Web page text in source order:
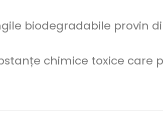
biodegradabile provin
chimice toxice care